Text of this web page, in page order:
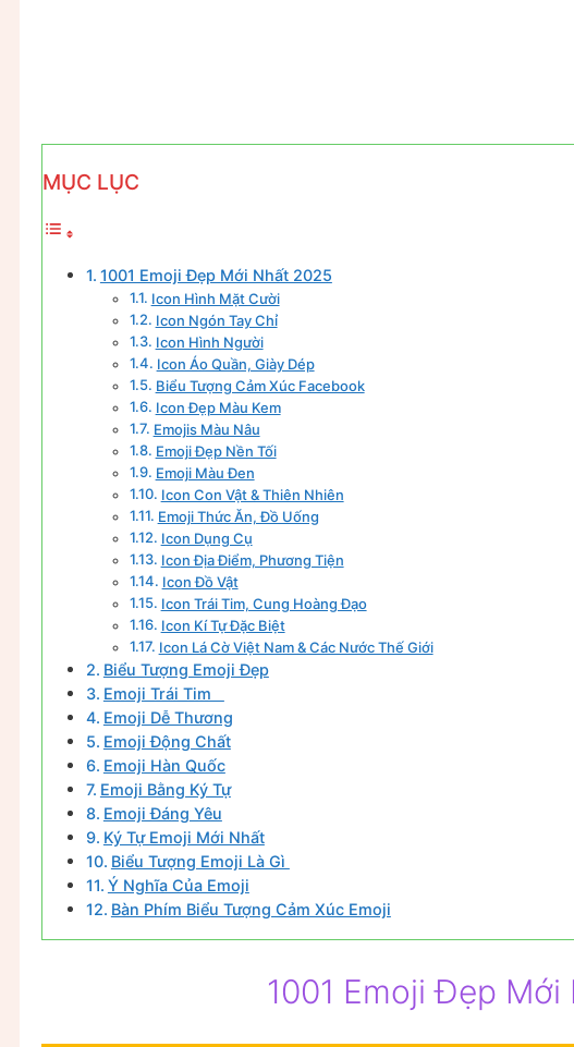
MỤC LỤC
1001 Emoji Đẹp Mới Nhất 2025
Icon Hình Mặt Cười
Icon Ngón Tay Chỉ
Icon Hình Người
Icon Áo Quần, Giày Dép
Biểu Tượng Cảm Xúc Facebook
Icon Đẹp Màu Kem
Emojis Màu Nâu
Emoji Đẹp Nền Tối
Emoji Màu Đen
Icon Con Vật & Thiên Nhiên
Emoji Thức Ăn, Đồ Uống
Icon Dụng Cụ
Icon Địa Điểm, Phương Tiện
Icon Đồ Vật
Icon Trái Tim, Cung Hoàng Đạo
Icon Kí Tự Đặc Biệt
Icon Lá Cờ Việt Nam & Các Nước Thế Giới
Biểu Tượng Emoji Đẹp
Emoji Trái Tim
Emoji Dễ Thương
Emoji Động Chất
Emoji Hàn Quốc
Emoji Bằng Ký Tự
Emoji Đáng Yêu
Ký Tự Emoji Mới Nhất
Biểu Tượng Emoji Là Gì
Ý Nghĩa Của Emoji
Bàn Phím Biểu Tượng Cảm Xúc Emoji
1001 Emoji Đẹp